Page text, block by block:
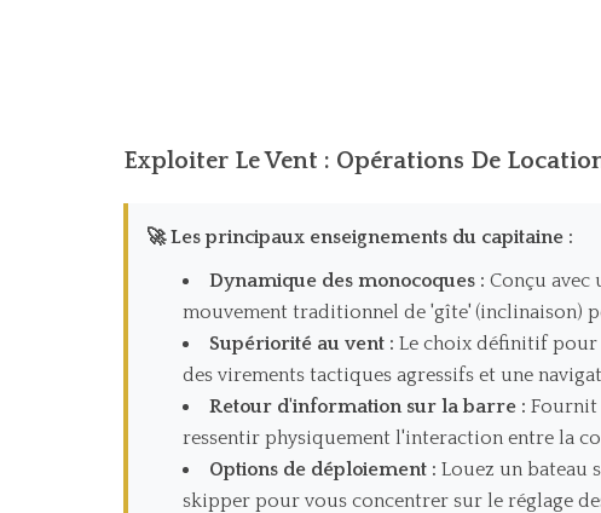
Exploiter Le Vent : Opérations De
🚀 Les principaux enseignements du capitaine :
Dynamique des monocoques : Conçu
mouvement traditionnel de 'gîte' (inclinaison)
Supériorité au vent : Le choix définitif pour
des virements tactiques agressifs et une
Retour d'information sur la barre : Fournit
ressentir physiquement l'interaction entre la
Options de déploiement : Louez un bateau
skipper pour vous concentrer sur le réglage